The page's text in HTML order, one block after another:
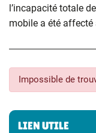
l’incapacité totale
mobile a été affecté
Impossible de
Informations
LIEN UTILE